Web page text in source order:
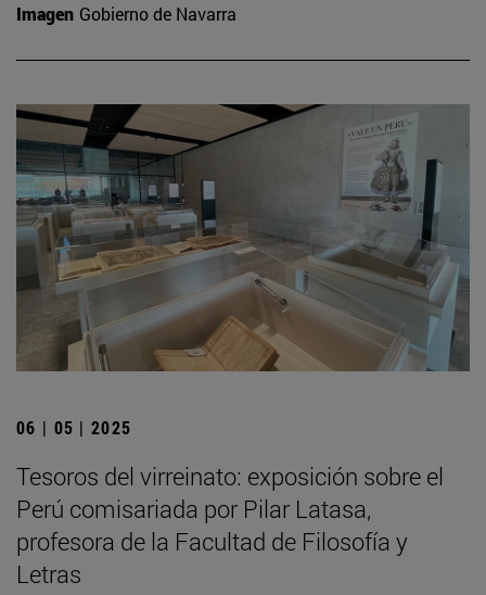
Imagen Gobierno de Navarra
06 | 05 | 2025
Tesoros del virreinato: exposición sobre el
Perú comisariada por Pilar Latasa,
profesora de la Facultad de Filosofía y
Letras